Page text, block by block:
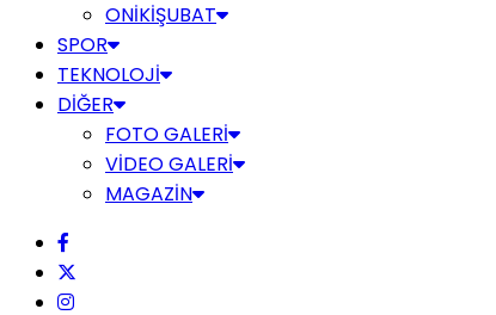
ONİKİŞUBAT
SPOR
TEKNOLOJİ
DİĞER
FOTO GALERİ
VİDEO GALERİ
MAGAZİN